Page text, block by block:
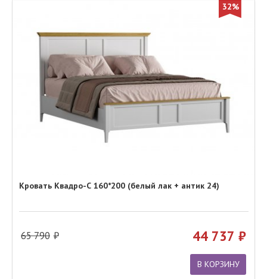
32%
Кровать Квадро-С 160*200 (белый лак + антик 24)
65 790 44 737
В КОРЗИНУ